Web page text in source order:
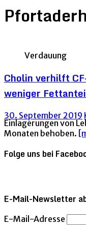
Verdauung
Cholin verhilft
weniger
30. September 2019
Einlagerungen von
Monaten behoben.
Folge uns bei
E-Mail-Newsletter
E-Mail-Adresse